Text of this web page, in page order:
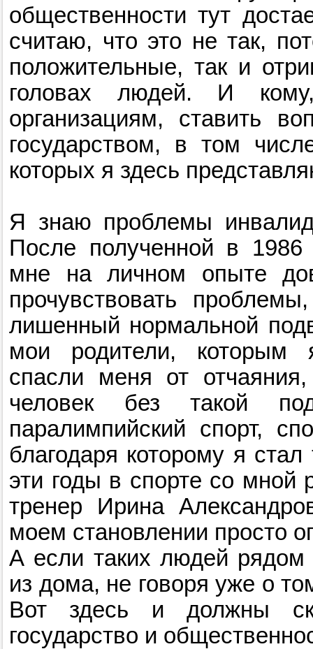
общественности тут
считаю, что это не так,
положительные, так и
головах людей. И
организациям, ставить
государством, в том
которых я здесь
Я знаю проблемы
После полученной в 1986
мне на личном опыте
прочувствовать
лишенный нормальной
мои родители, которым
спасли меня от
человек без такой
паралимпийский спорт,
благодаря которому я
эти годы в спорте со мной
тренер Ирина
моем становлении просто
А если таких людей
из дома, не говоря уже о
Вот здесь и должны
государство и